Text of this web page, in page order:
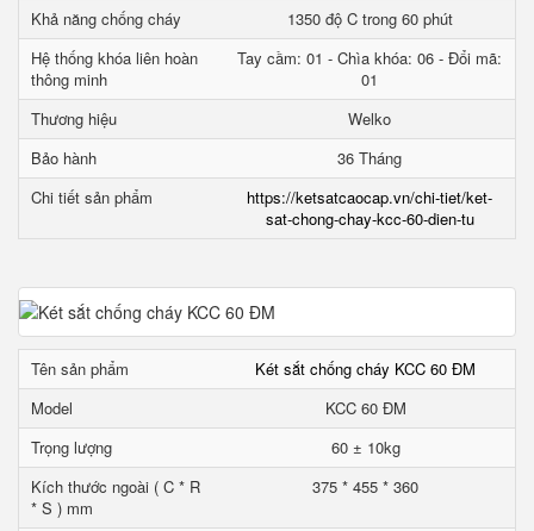
Khả năng chống cháy
1350 độ C trong 60 phút
Hệ thống khóa liên hoàn
thông minh
Tay cầm: 01 - Chìa khóa: 06 - Đổi mã:
01
Thương hiệu
Welko
Bảo hành
36 Tháng
Chi tiết sản phẩm
https://ketsatcaocap.vn/chi-tiet/ket-
sat-chong-chay-kcc-60-dien-tu
Tên sản phẩm
Két sắt chống cháy KCC 60 ĐM
Model
KCC 60 ĐM
Trọng lượng
60 ± 10kg
Kích thước ngoài ( C * R
* S ) mm
375 * 455 * 360